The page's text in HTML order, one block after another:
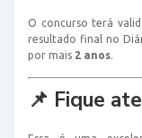
O concurso terá
resultado final no
por mais 2 anos.
📌 Fique